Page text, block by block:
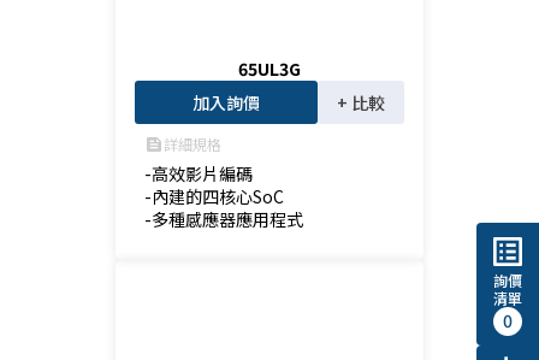
65UL3G
加入詢價
+ 比較
feed詳細規格
-高效影片編碼
-內建的四核心SoC
-多種感應器應用程式
list_alt
詢價
清單
0